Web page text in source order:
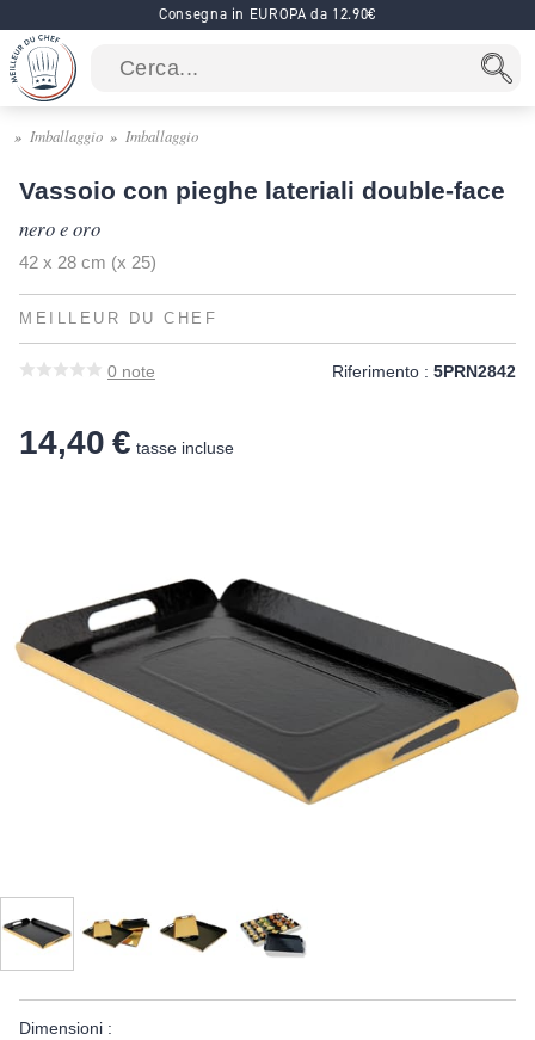
Consegna in EUROPA da 12.90€
Imballaggio Imballaggio
Vassoio con pieghe lateriali double-face
nero e oro
42 x 28 cm (x 25)
MEILLEUR DU CHEF
0 note Riferimento : 5PRN2842
14,40 € tasse incluse
Dimensioni :